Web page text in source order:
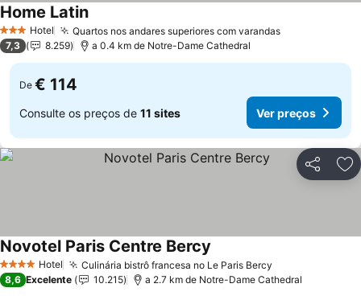
3 EstrelasHotel Quartos nos andares superiores com varandasVer preços
Home LatinVer preços
7,3 8.259 a 0.4 km de Notre-Dame Cathedral
De € 114
Consulte os preços de 11 sites Ver preços
Partilhar
4 EstrelasHotel Culinária bistrô francesa no Le Paris Bercy
Novotel Paris Centre Bercy
8,6 Excelente 10.215 a 2.7 km de Notre-Dame Cathedral